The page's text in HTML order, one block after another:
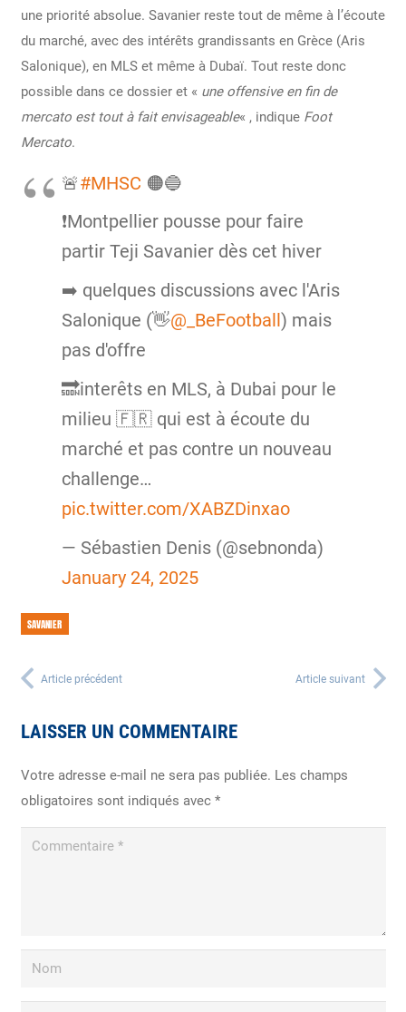
une priorité absolue. Savanier reste tout de même à l’écoute
du marché, avec des intérêts grandissants en Grèce (Aris
Salonique), en MLS et même à Dubaï. Tout reste donc
possible dans ce dossier et « une offensive en fin de
mercato est tout à fait envisageable« , indique Foot
Mercato.
🚨#MHSC 🟠🔵
❗️Montpellier pousse pour faire
partir Teji Savanier dès cet hiver
➡️ quelques discussions avec l'Aris
Salonique (👋@_BeFootball ) mais
pas d'offre
🔜interêts en MLS, à Dubai pour le
milieu 🇫🇷 qui est à écoute du
marché et pas contre un nouveau
challenge…
pic.twitter.com/XABZDinxao
— Sébastien Denis (@sebnonda)
January 24, 2025
SAVANIER
Article précédent Article suivant
LAISSER UN COMMENTAIRE
Votre adresse e-mail ne sera pas publiée. Les champs
obligatoires sont indiqués avec *